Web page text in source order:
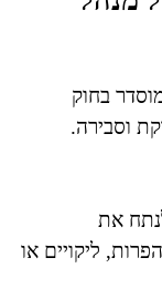
בחוק
וסבירה.
את
ליקויים או